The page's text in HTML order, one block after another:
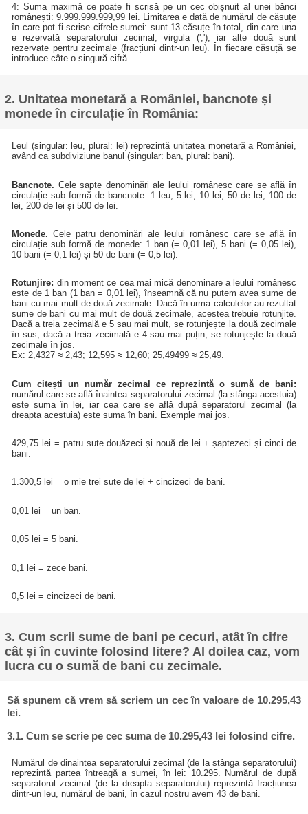
4: Suma maximă ce poate fi scrisă pe un cec obișnuit al unei bănci
românești: 9.999.999.999,99 lei. Limitarea e dată de numărul de căsuțe
în care pot fi scrise cifrele sumei: sunt 13 căsuțe în total, din care una
e rezervată separatorului zecimal, virgula (','), iar alte două sunt
rezervate pentru zecimale (fracțiuni dintr-un leu). În fiecare căsuță se
introduce câte o singură cifră.
2. Unitatea monetară a României, bancnote și
monede în circulație în România:
Leul (singular: leu, plural: lei) reprezintă unitatea monetară a României,
având ca subdiviziune banul (singular: ban, plural: bani).
Bancnote. Cele șapte denominări ale leului românesc care se află în
circulație sub formă de bancnote: 1 leu, 5 lei, 10 lei, 50 de lei, 100 de
lei, 200 de lei și 500 de lei.
Monede. Cele patru denominări ale leului românesc care se află în
circulație sub formă de monede: 1 ban (= 0,01 lei), 5 bani (= 0,05 lei),
10 bani (= 0,1 lei) și 50 de bani (= 0,5 lei).
Rotunjire: din moment ce cea mai mică denominare a leului românesc
este de 1 ban (1 ban = 0,01 lei), înseamnă că nu putem avea sume de
bani cu mai mult de două zecimale. Dacă în urma calculelor au rezultat
sume de bani cu mai mult de două zecimale, acestea trebuie rotunjite.
Dacă a treia zecimală e 5 sau mai mult, se rotunjește la două zecimale
în sus, dacă a treia zecimală e 4 sau mai puțin, se rotunjește la două
zecimale în jos.
Ex: 2,4327 ≈ 2,43; 12,595 ≈ 12,60; 25,49499 ≈ 25,49.
Cum citești un număr zecimal ce reprezintă o sumă de bani:
numărul care se află înaintea separatorului zecimal (la stânga acestuia)
este suma în lei, iar cea care se află după separatorul zecimal (la
dreapta acestuia) este suma în bani. Exemple mai jos.
429,75 lei = patru sute douăzeci și nouă de lei + șaptezeci și cinci de
bani.
1.300,5 lei = o mie trei sute de lei + cincizeci de bani.
0,01 lei = un ban.
0,05 lei = 5 bani.
0,1 lei = zece bani.
0,5 lei = cincizeci de bani.
3. Cum scrii sume de bani pe cecuri, atât în cifre
cât și în cuvinte folosind litere? Al doilea caz, vom
lucra cu o sumă de bani cu zecimale.
Să spunem că vrem să scriem un cec în valoare de 10.295,43
lei.
3.1. Cum se scrie pe cec suma de 10.295,43 lei folosind cifre.
Numărul de dinaintea separatorului zecimal (de la stânga separatorului)
reprezintă partea întreagă a sumei, în lei: 10.295. Numărul de după
separatorul zecimal (de la dreapta separatorului) reprezintă fracțiunea
dintr-un leu, numărul de bani, în cazul nostru avem 43 de bani.